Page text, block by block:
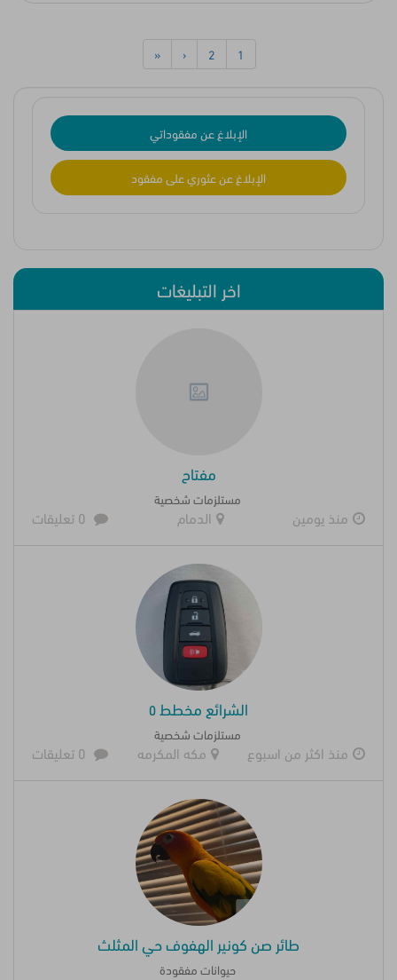
1
2
‹
«
الإبلاغ عن مفقوداتي
الإبلاغ عن عثوري على مفقود
اخر التبليغات
مفتاح
مستلزمات شخصية
منذ يومين الدمام
الشرائع مخطط ٥
مستلزمات شخصية
منذ اكثر من اسبوع مكه المكرمه
طائر صن كونير الهفوف حي المثلث
حيوانات مفقودة